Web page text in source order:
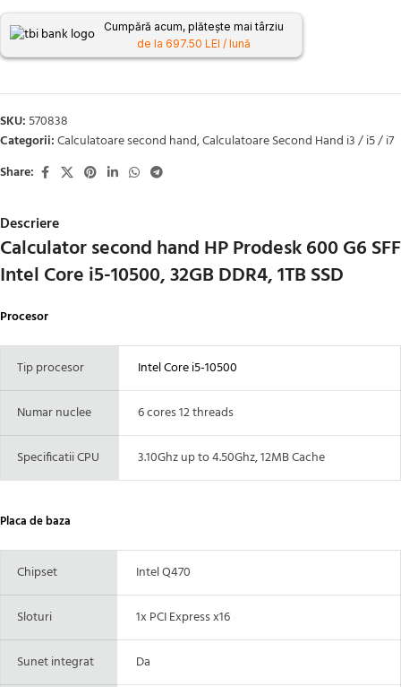
Cumpără acum, plătește mai târziu
de la 697.50 LEI / lună
SKU: 570838
Categorii:Calculatoare second hand,Calculatoare Second Hand i3 / i5 / i7
Share:
Descriere
Calculator second hand HP Prodesk 600 G6 SFF
Intel Core i5-10500, 32GB DDR4, 1TB SSD
Procesor
Tip procesor Intel Core i5-10500
Numar nuclee 6 cores 12 threads
Specificatii CPU 3.10Ghz up to 4.50Ghz, 12MB Cache
Placa de baza
Chipset Intel Q470
Sloturi 1x PCI Express x16
Sunet integrat Da